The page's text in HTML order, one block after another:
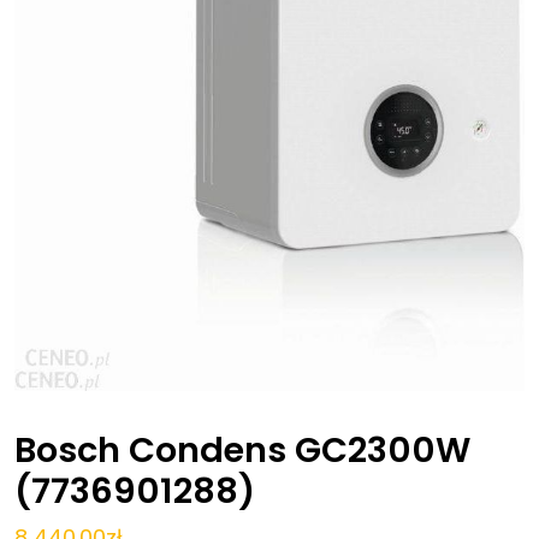
Bosch Condens GC2300W
(7736901288)